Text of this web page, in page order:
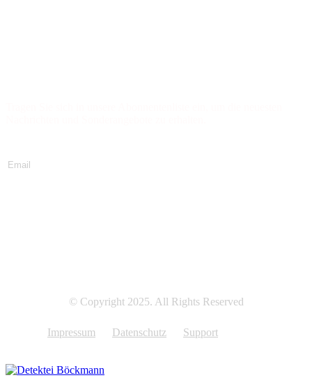
© Copyright 2025. All Rights Reserved
Impressum Datenschutz Support